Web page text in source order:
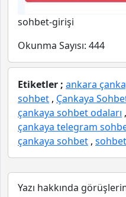
sohbet-girişi
Okunma Sayısı: 444
Etiketler ; ankara
sohbet , Çankaya
çankaya sohbet odaları ,
çankaya telegram
çankaya sohbet ,
Yazı hakkında